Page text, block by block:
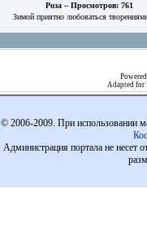
Роза – Просмотров: 761
Зимой приятно любоваться
Adapted for
© 2006-2009. При использовании
Администрация портала не несет